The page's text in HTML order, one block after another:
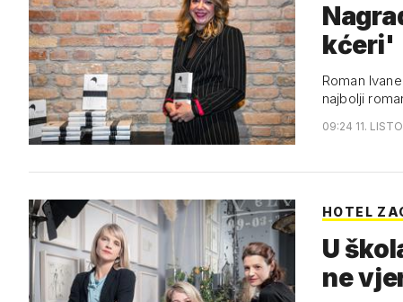
kćeri'
Roman
najbolji
09:24 11.
HOTEL
U
ne